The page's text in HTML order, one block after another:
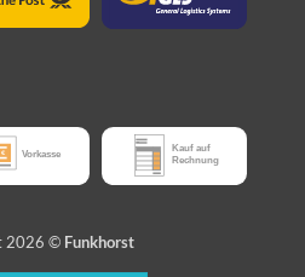
2026 © Funkhorst